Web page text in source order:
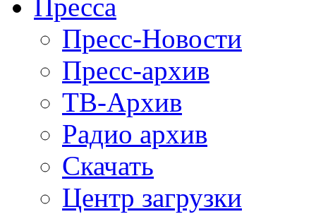
Пресса
Пресс-Новости
Пресс-архив
ТВ-Архив
Радио архив
Скачать
Центр загрузки